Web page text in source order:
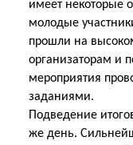
имеет некоторые
молодые
прошли на
организаторам и
мероприятия
заданиями.
Подведение
же день.